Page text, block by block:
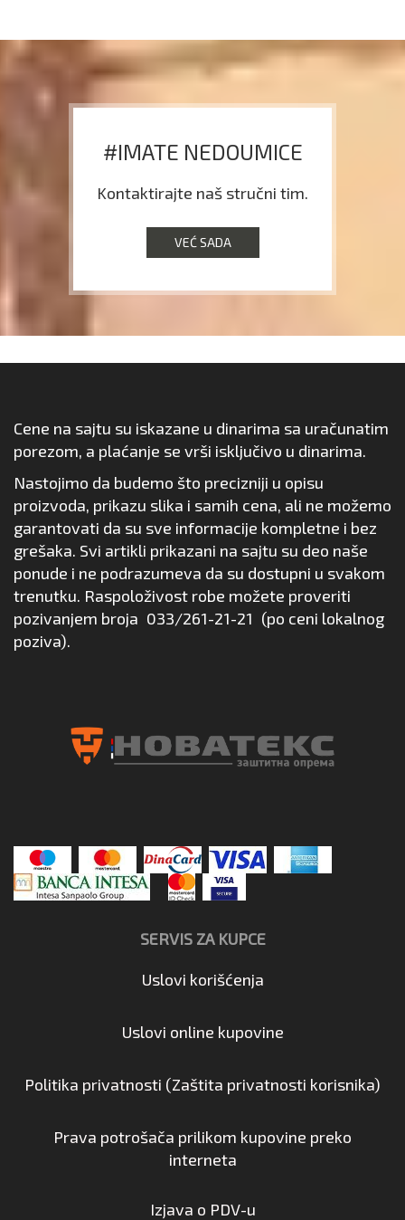
#IMATE NEDOUMICE
Kontaktirajte naš stručni tim.
VEĆ SADA
Cene na sajtu su iskazane u dinarima sa uračunatim
porezom, a plaćanje se vrši isključivo u dinarima.
Nastojimo da budemo što precizniji u opisu
proizvoda, prikazu slika i samih cena, ali ne možemo
garantovati da su sve informacije kompletne i bez
grešaka. Svi artikli prikazani na sajtu su deo naše
ponude i ne podrazumeva da su dostupni u svakom
trenutku. Raspoloživost robe možete proveriti
pozivanjem broja 033/261-21-21 (po ceni lokalnog
poziva).
SERVIS ZA KUPCE
Uslovi korišćenja
Uslovi online kupovine
Politika privatnosti (Zaštita privatnosti korisnika)
Prava potrošača prilikom kupovine preko
interneta
Izjava o PDV-u